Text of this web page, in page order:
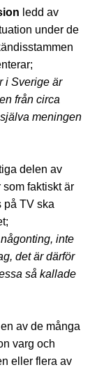
ledd av
under de
i Sverige är
från circa
meningen
delen av
faktiskt är
på TV ska
inte
det är därför
så kallade
av de många
varg och
eller flera av